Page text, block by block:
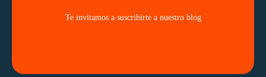
Te invitamos a suscribirte a nuestro blog